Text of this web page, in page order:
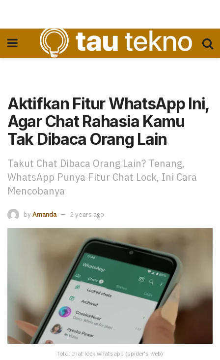
Aktifkan Fitur WhatsApp Ini,
Agar Chat Rahasia Kamu
Tak Dibaca Orang Lain
Takut Chat Dibaca Orang Lain? Tenang,
WhatsApp Punya Fitur Chat Lock, Ini Cara
Mencobanya
by Amanda 2 years ago
foto: chat lock whatsapp (spider's web)